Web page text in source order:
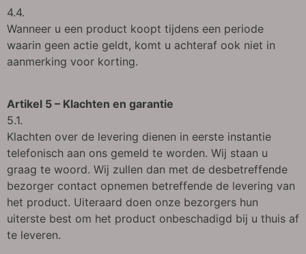
4.4.
Wanneer u een product koopt tijdens een periode
waarin geen actie geldt, komt u achteraf ook niet in
aanmerking voor korting.
Artikel 5 – Klachten en garantie
5.1.
Klachten over de levering dienen in eerste instantie
telefonisch aan ons gemeld te worden. Wij staan u
graag te woord. Wij zullen dan met de desbetreffende
bezorger contact opnemen betreffende de levering van
het product. Uiteraard doen onze bezorgers hun
uiterste best om het product onbeschadigd bij u thuis af
te leveren.